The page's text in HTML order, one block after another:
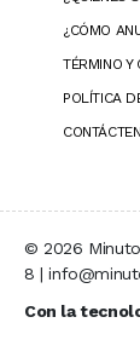
¿CÓMO
TÉRMINO Y
POLÍTICA
© 2026
8 |
Con la